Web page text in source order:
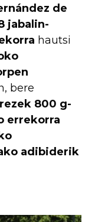
de
jabalin-
hautsi
bere
800 g-
errekorra
adibiderik